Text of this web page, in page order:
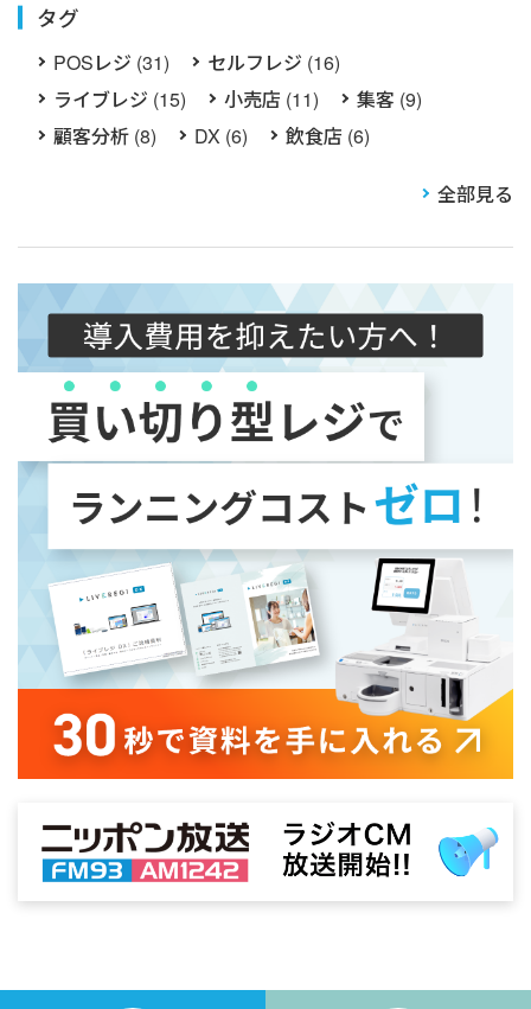
タグ
POSレジ (31)
セルフレジ (16)
ライブレジ (15)
小売店 (11)
集客 (9)
顧客分析 (8)
DX (6) 飲食店 (6)
全部見る